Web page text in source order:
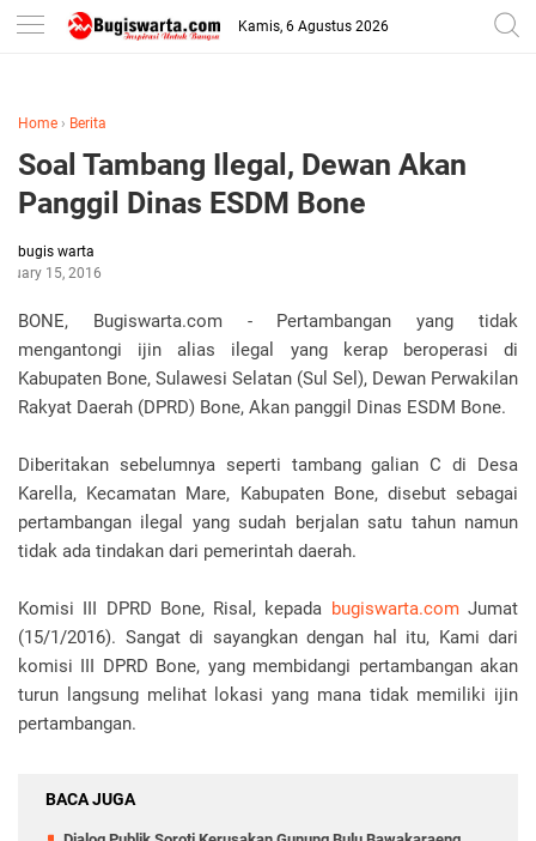
-->
Kamis, 6 Agustus 2026
Home › Berita
Soal Tambang Ilegal, Dewan Akan
Panggil Dinas ESDM Bone
bugis warta
15, 2016
BONE, Bugiswarta.com - Pertambangan yang tidak
mengantongi ijin alias ilegal yang kerap beroperasi di
Kabupaten Bone, Sulawesi Selatan (Sul Sel), Dewan Perwakilan
Rakyat Daerah (DPRD) Bone, Akan panggil Dinas ESDM Bone.
Diberitakan sebelumnya seperti tambang galian C di Desa
Karella, Kecamatan Mare, Kabupaten Bone, disebut sebagai
pertambangan ilegal yang sudah berjalan satu tahun namun
tidak ada tindakan dari pemerintah daerah.
Komisi III DPRD Bone, Risal, kepada bugiswarta.comJumat
(15/1/2016). Sangat di sayangkan dengan hal itu, Kami dari
komisi III DPRD Bone, yang membidangi pertambangan akan
turun langsung melihat lokasi yang mana tidak memiliki ijin
pertambangan.
BACA JUGA